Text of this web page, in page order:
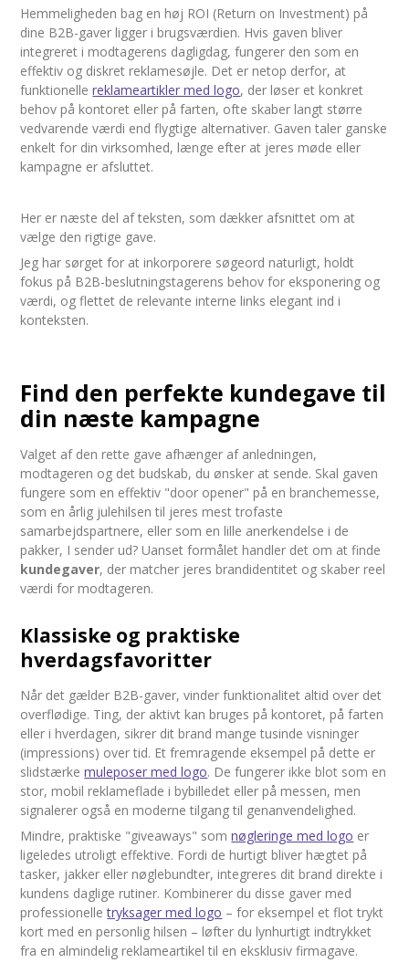
Hemmeligheden bag en høj ROI (Return on Investment) på
dine B2B-gaver ligger i brugsværdien. Hvis gaven bliver
integreret i modtagerens dagligdag, fungerer den som en
effektiv og diskret reklamesøjle. Det er netop derfor, at
funktionellereklameartikler med logo, der løser et konkret
behov på kontoret eller på farten, ofte skaber langt større
vedvarende værdi end flygtige alternativer. Gaven taler ganske
enkelt for din virksomhed, længe efter at jeres møde eller
kampagne er afsluttet.
Her er næste del af teksten, som dækker afsnittet om at
vælge den rigtige gave.
Jeg har sørget for at inkorporere søgeord naturligt, holdt
fokus på B2B-beslutningstagerens behov for eksponering og
værdi, og flettet de relevante interne links elegant ind i
konteksten.
Find den perfekte kundegave til
din næste kampagne
Valget af den rette gave afhænger af anledningen,
modtageren og det budskab, du ønsker at sende. Skal gaven
fungere som en effektiv "door opener" på en branchemesse,
som en årlig julehilsen til jeres mest trofaste
samarbejdspartnere, eller som en lille anerkendelse i de
pakker, I sender ud? Uanset formålet handler det om at finde
kundegaver, der matcher jeres brandidentitet og skaber reel
værdi for modtageren.
Klassiske og praktiske
hverdagsfavoritter
Når det gælder B2B-gaver, vinder funktionalitet altid over det
overflødige. Ting, der aktivt kan bruges på kontoret, på farten
eller i hverdagen, sikrer dit brand mange tusinde visninger
(impressions) over tid. Et fremragende eksempel på dette er
slidstærkemuleposer med logo. De fungerer ikke blot som en
stor, mobil reklameflade i bybilledet eller på messen, men
signalerer også en moderne tilgang til genanvendelighed.
Mindre, praktiske "giveaways" somnøgleringe med logo er
ligeledes utroligt effektive. Fordi de hurtigt bliver hægtet på
tasker, jakker eller nøglebundter, integreres dit brand direkte i
kundens daglige rutiner. Kombinerer du disse gaver med
professionelletryksager med logo – for eksempel et flot trykt
kort med en personlig hilsen – løfter du lynhurtigt indtrykket
fra en almindelig reklameartikel til en eksklusiv firmagave.